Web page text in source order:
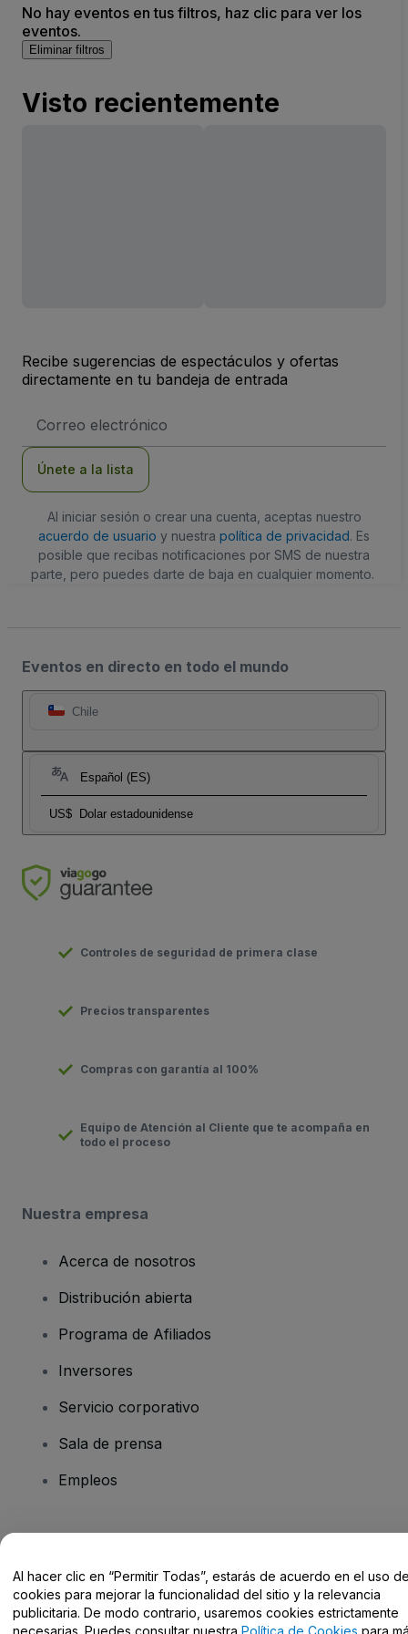
No hay eventos en tus filtros, haz clic para ver los
eventos.
Eliminar filtros
Visto recientemente
Recibe sugerencias de espectáculos y ofertas
directamente en tu bandeja de entrada
de
Únete a la lista
Al iniciar sesión o crear una cuenta, aceptas nuestro
acuerdo de usuario y nuestra política de privacidad. Es
posible que recibas notificaciones por SMS de nuestra
parte, pero puedes darte de baja en cualquier momento.
Eventos en directo en todo el mundo
Chile
Español (ES)
US$ Dolar estadounidense
Controles de seguridad de primera clase
Precios transparentes
Compras con garantía al 100%
Equipo de Atención al Cliente que te acompaña en
todo el proceso
Nuestra empresa
Acerca de nosotros
Distribución abierta
Programa de Afiliados
Inversores
Servicio corporativo
Sala de prensa
Empleos
Centro de Ayuda / Contacto
Al hacer clic en “Permitir Todas”, estarás de acuerdo en el uso
cookies para mejorar la funcionalidad del sitio y la relevancia
publicitaria. De modo contrario, usaremos cookies estrictamente
necesarias. Puedes consultar nuestra Política de Cookies para